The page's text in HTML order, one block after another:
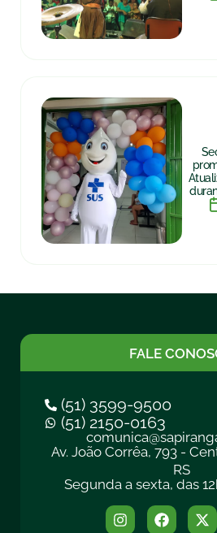
FALE
(51) 3599-9500
(51) 2150-0163
Av. João Corrêa, 793 -
RS
Segunda a sexta, das